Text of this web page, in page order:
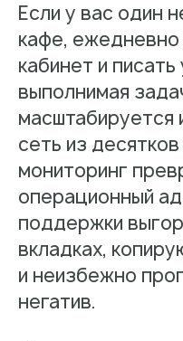
Если у вас один
кафе, ежедневно
кабинет и
выполнимая
масштабируется
сеть из
мониторинг
операционный
поддержки
вкладках,
и неизбежно
негатив.